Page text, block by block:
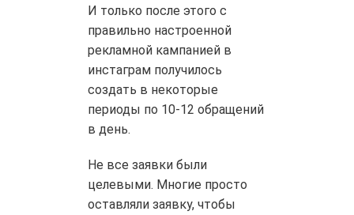
И только после этого с
правильно настроенной
рекламной кампанией в
инстаграм получилось
создать в некоторые
периоды по 10-12 обращений
в день.
Не все заявки были
целевыми. Многие просто
оставляли заявку, чтобы